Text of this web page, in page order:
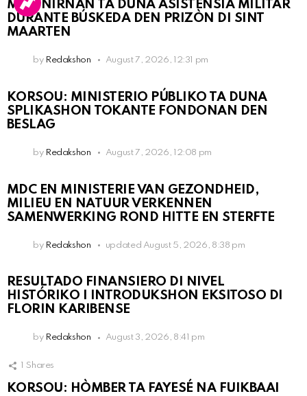
MARINIRNAN TA DUNA ASISTENSIA MILITAR
DURANTE BÚSKEDA DEN PRIZÒN DI SINT
MAARTEN
by Redakshon August 7, 2026, 12:31 pm
KORSOU: MINISTERIO PÚBLIKO TA DUNA
SPLIKASHON TOKANTE FONDONAN DEN
BESLAG
by Redakshon August 7, 2026, 12:08 pm
MDC EN MINISTERIE VAN GEZONDHEID,
MILIEU EN NATUUR VERKENNEN
SAMENWERKING ROND HITTE EN STERFTE
by Redakshon updated August 5, 2026, 8:38 pm
RESULTADO FINANSIERO DI NIVEL
HISTÓRIKO I INTRODUKSHON EKSITOSO DI
FLORIN KARIBENSE
by Redakshon August 3, 2026, 8:41 pm
Shares
KORSOU: HÒMBER TA FAYESÉ NA FUIKBAAI